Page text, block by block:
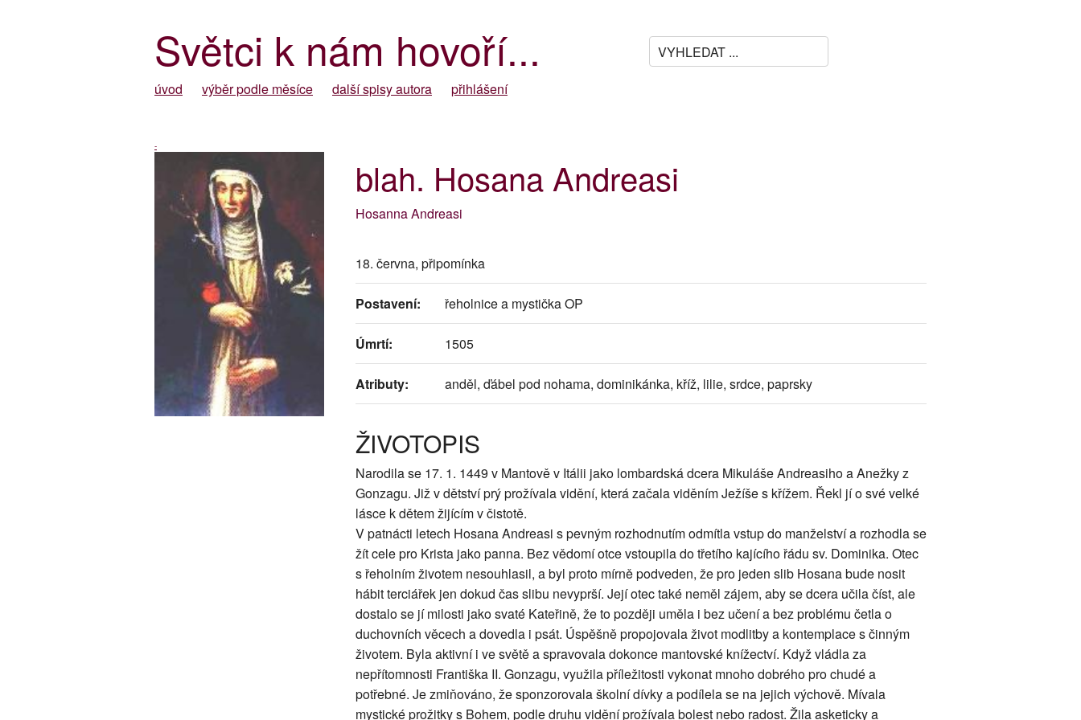
Světci k nám hovoří...
úvod výběr podle měsíce další spisy autora přihlášení
-
blah. Hosana Andreasi
Hosanna Andreasi
18. června, připomínka
Postavení: řeholnice a mystička OP
Úmrtí: 1505
Atributy: anděl, ďábel pod nohama, dominikánka, kříž, lilie, srdce, paprsky
ŽIVOTOPIS
Narodila se 17. 1. 1449 v Mantově v Itálii jako lombardská dcera Mikuláše Andreasiho a Anežky z
Gonzagu. Již v dětství prý prožívala vidění, která začala viděním Ježíše s křížem. Řekl jí o své velké
lásce k dětem žijícím v čistotě.
V patnácti letech Hosana Andreasi s pevným rozhodnutím odmítla vstup do manželství a rozhodla se
žít cele pro Krista jako panna. Bez vědomí otce vstoupila do třetího kajícího řádu sv. Dominika. Otec
s řeholním životem nesouhlasil, a byl proto mírně podveden, že pro jeden slib Hosana bude nosit
hábit terciářek jen dokud čas slibu nevyprší. Její otec také neměl zájem, aby se dcera učila číst, ale
dostalo se jí milosti jako svaté Kateřině, že to později uměla i bez učení a bez problému četla o
duchovních věcech a dovedla i psát. Úspěšně propojovala život modlitby a kontemplace s činným
životem. Byla aktivní i ve světě a spravovala dokonce mantovské knížectví. Když vládla za
nepřítomnosti Františka II. Gonzagu, využila příležitosti vykonat mnoho dobrého pro chudé a
potřebné. Je zmiňováno, že sponzorovala školní dívky a podílela se na jejich výchově. Mívala
mystické prožitky s Bohem, podle druhu vidění prožívala bolest nebo radost. Žila asketicky a